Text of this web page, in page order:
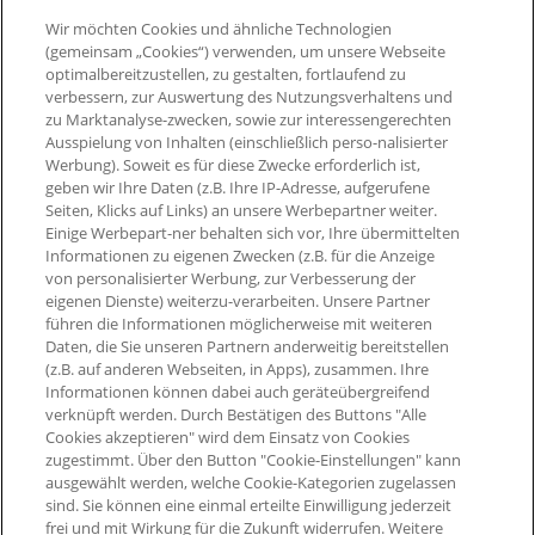
Presse
Impressum
Barrierefreiheit
Digitale Karte
Widerruf Nutzungsvetrag
PAYBACK App
Widerruf Teilnahmevertrag
PAYBACK Programm
Newsletter
Aktueller °Punktestand
Extra-°Punkte, Angebote &
mehr
Wir möchten Cookies und ähnliche Technologien
(gemeinsam „Cookies“) verwenden, um unsere Webseite
optimalbereitzustellen, zu gestalten, fortlaufend zu
verbessern, zur Auswertung des Nutzungsverhaltens und
zu Marktanalyse-zwecken, sowie zur interessengerechten
Ausspielung von Inhalten (einschließlich perso-nalisierter
Werbung). Soweit es für diese Zwecke erforderlich ist,
geben wir Ihre Daten (z.B. Ihre IP-Adresse, aufgerufene
Seiten, Klicks auf Links) an unsere Werbepartner weiter.
Einige Werbepart-ner behalten sich vor, Ihre übermittelten
Informationen zu eigenen Zwecken (z.B. für die Anzeige
von personalisierter Werbung, zur Verbesserung der
eigenen Dienste) weiterzu-verarbeiten. Unsere Partner
führen die Informationen möglicherweise mit weiteren
Daten, die Sie unseren Partnern anderweitig bereitstellen
(z.B. auf anderen Webseiten, in Apps), zusammen. Ihre
Informationen können dabei auch geräteübergreifend
verknüpft werden. Durch Bestätigen des Buttons "Alle
Cookies akzeptieren" wird dem Einsatz von Cookies
zugestimmt. Über den Button "Cookie-Einstellungen" kann
ausgewählt werden, welche Cookie-Kategorien zugelassen
sind. Sie können eine einmal erteilte Einwilligung jederzeit
frei und mit Wirkung für die Zukunft widerrufen. Weitere